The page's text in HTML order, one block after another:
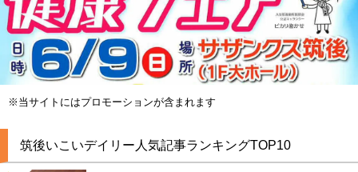
※当サイトにはプロモーションが含まれます
筑後いこいデイリー人気記事ランキングTOP10